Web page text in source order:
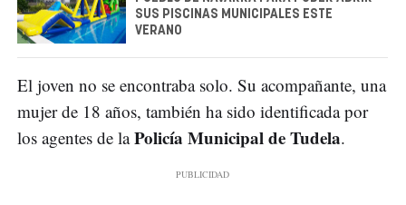
SUS PISCINAS MUNICIPALES ESTE
VERANO
El joven no se encontraba solo. Su acompañante, una
mujer de 18 años, también ha sido identificada por
los agentes de laPolicía Municipal de Tudela.